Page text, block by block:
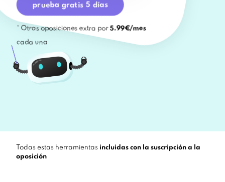
prueba gratis 5 días
* Otras oposiciones extra por5.99€/mes
cada una
Todas estas herramientas incluidas con la suscripción a la
oposición